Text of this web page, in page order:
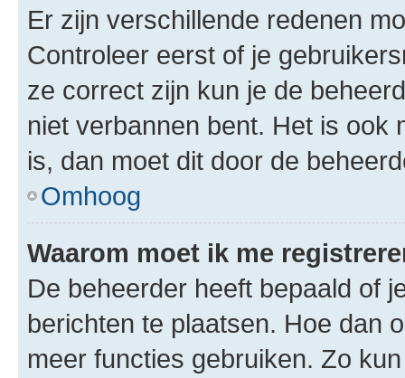
Er zijn verschillende redenen
Controleer eerst of je
ze correct zijn kun je de
niet verbannen bent. Het is ook
is, dan moet dit door de
Omhoog
Waarom moet ik me
De beheerder heeft bepaald of
berichten te plaatsen. Hoe dan
meer functies gebruiken. Zo